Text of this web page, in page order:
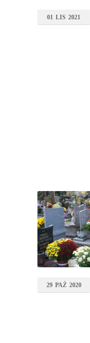
01 LIS 2021
29 PAŹ 2020